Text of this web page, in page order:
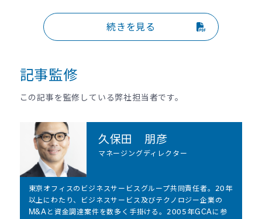
続きを見る
記事監修
この記事を監修している弊社担当者です。
久保田 朋彦
マネージングディレクター
東京オフィスのビジネスサービスグループ共同責任者。20年
以上にわたり、ビジネスサービス及びテクノロジー企業の
M&Aと資金調達案件を数多く手掛ける。2005年GCAに参